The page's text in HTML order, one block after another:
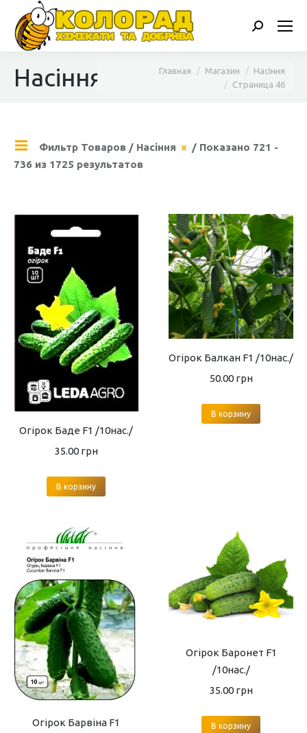
Поиск:
Насіння Главная Магазин
Насіння
Страница 46
Фильтр Товаров / Насіння
/ Показано 721 -
736 из 1725 результатов
Огірок Баде F1 /10нас./
35.00 грн
В корзину
Огірок Балкан F1 /10нас./
50.00 грн
В корзину
Огірок Барвіна F1
Огірок Баронет F1
/10нас./
35.00 грн
В корзину